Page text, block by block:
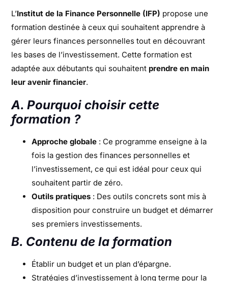
L’Institut de la Finance Personnelle (IFP) propose une
formation destinée à ceux qui souhaitent apprendre à
gérer leurs finances personnelles tout en découvrant
les bases de l’investissement. Cette formation est
adaptée aux débutants qui souhaitent prendre en main
leur avenir financier.
A. Pourquoi choisir cette
formation ?
Approche globale : Ce programme enseigne à la
fois la gestion des finances personnelles et
l’investissement, ce qui est idéal pour ceux qui
souhaitent partir de zéro.
Outils pratiques : Des outils concrets sont mis à
disposition pour construire un budget et démarrer
ses premiers investissements.
B. Contenu de la formation
Établir un budget et un plan d’épargne.
Stratégies d’investissement à long terme pour la